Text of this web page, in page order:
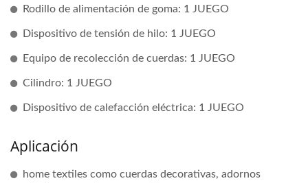
Rodillo de alimentación de goma: 1 JUEGO
Dispositivo de tensión de hilo: 1 JUEGO
Equipo de recolección de cuerdas: 1 JUEGO
Cilindro: 1 JUEGO
Dispositivo de calefacción eléctrica: 1 JUEGO
Aplicación
home textiles como cuerdas decorativas, adornos